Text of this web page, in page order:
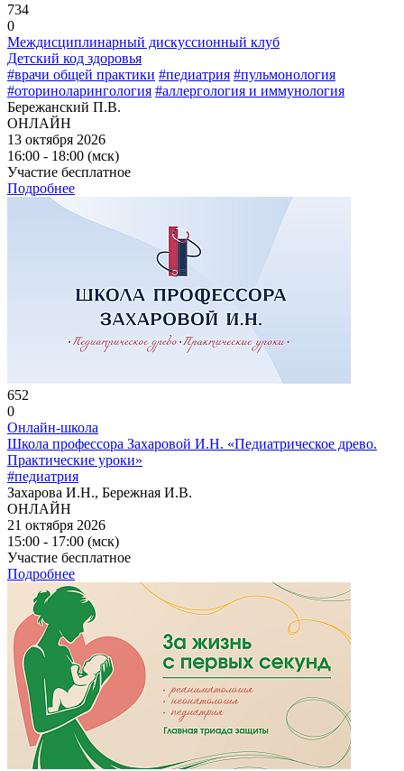
734
0
Междисциплинарный дискуссионный клуб
Детский код здоровья
#врачи общей практики #педиатрия #пульмонология
#оториноларингология #аллергология и иммунология
Бережанский П.В.
ОНЛАЙН
13 октября 2026
16:00 - 18:00 (мск)
Участие бесплатное
Подробнее
652
0
Онлайн-школа
Школа профессора Захаровой И.Н. «Педиатрическое древо.
Практические уроки»
#педиатрия
Захарова И.Н., Бережная И.В.
ОНЛАЙН
21 октября 2026
15:00 - 17:00 (мск)
Участие бесплатное
Подробнее